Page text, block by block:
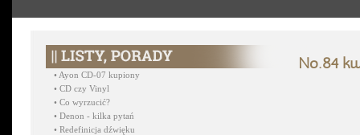
No.84
• Ayon CD-07 kupiony
• CD czy Vinyl
• Co wyrzucić?
• Denon - kilka pytań
• Redefinicja dźwięku